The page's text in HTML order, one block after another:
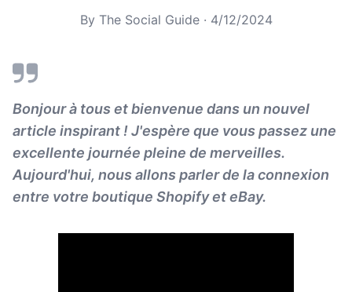
By The Social Guide· 4/12/2024
Bonjour à tous et bienvenue dans un nouvel
article inspirant ! J'espère que vous passez une
excellente journée pleine de merveilles.
Aujourd'hui, nous allons parler de la connexion
entre votre boutique Shopify et eBay.